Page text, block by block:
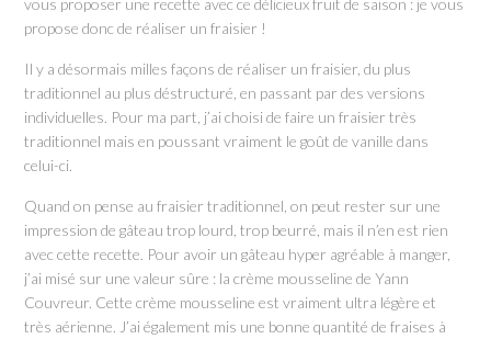
vous proposer une recette avec ce délicieux fruit de saison : je vous
propose donc de réaliser un fraisier !
Il y a désormais milles façons de réaliser un fraisier, du plus
traditionnel au plus déstructuré, en passant par des versions
individuelles. Pour ma part, j’ai choisi de faire un fraisier très
traditionnel mais en poussant vraiment le goût de vanille dans
celui-ci.
Quand on pense au fraisier traditionnel, on peut rester sur une
impression de gâteau trop lourd, trop beurré, mais il n’en est rien
avec cette recette. Pour avoir un gâteau hyper agréable à manger,
j’ai misé sur une valeur sûre : la crème mousseline de Yann
Couvreur. Cette crème mousseline est vraiment ultra légère et
très aérienne. J’ai également mis une bonne quantité de fraises à